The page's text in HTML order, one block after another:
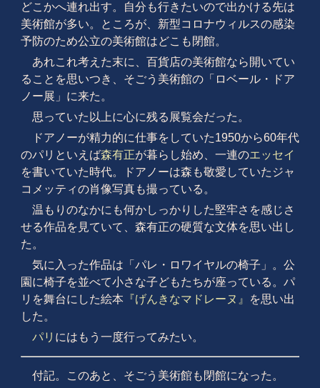
どこかへ連れ出す。自分も行きたいので出かける先は
美術館が多い。ところが、新型コロナウィルスの感染
予防のため公立の美術館はどこも閉館。
あれこれ考えた末に、百貨店の美術館なら開いてい
ることを思いつき、そごう美術館の「ロベール・ドア
ノー展」に来た。
思っていた以上に心に残る展覧会だった。
ドアノーが精力的に仕事をしていた1950から60年代
のパリといえば森有正が暮らし始め、一連のエッセイ
を書いていた時代。ドアノーは森も敬愛していたジャ
コメッティの肖像写真も撮っている。
温もりのなかにも何かしっかりした堅牢さを感じさ
せる作品を見ていて、森有正の硬質な文体を思い出し
た。
気に入った作品は「パレ・ロワイヤルの椅子」。公
園に椅子を並べて小さな子どもたちが座っている。パ
リを舞台にした絵本 『げんきなマドレーヌ』
を思い出
した。
パリ にはもう一度行ってみたい。
付記。このあと、そごう美術館も閉館になった。